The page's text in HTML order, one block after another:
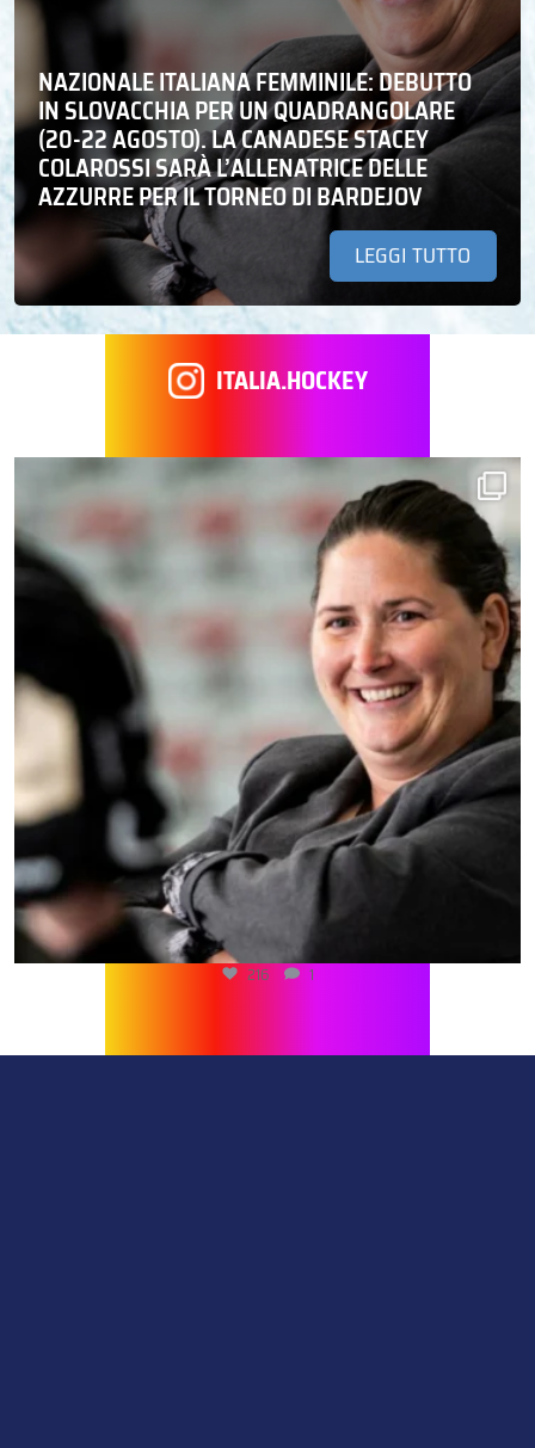
NAZIONALE ITALIANA FEMMINILE: DEBUTTO
IN SLOVACCHIA PER UN QUADRANGOLARE
(20-22 AGOSTO). LA CANADESE STACEY
COLAROSSI SARÀ L’ALLENATRICE DELLE
AZZURRE PER IL TORNEO DI BARDEJOV
LEGGI TUTTO
ITALIA.HOCKEY
216 1